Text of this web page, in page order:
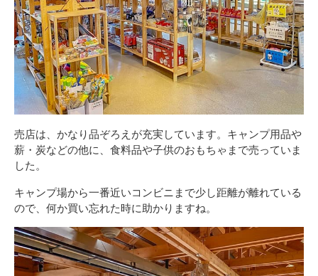
売店は、かなり品ぞろえが充実しています。キャンプ用品や
薪・炭などの他に、食料品や子供のおもちゃまで売っていま
した。
キャンプ場から一番近いコンビニまで少し距離が離れている
ので、何か買い忘れた時に助かりますね。